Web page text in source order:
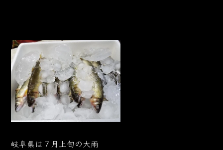
岐阜県は７月上旬の大雨